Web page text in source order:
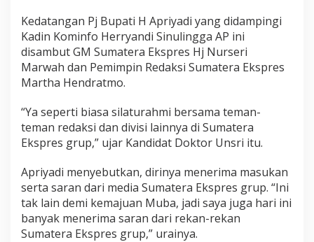
Kedatangan Pj Bupati H Apriyadi yang didampingi
Kadin Kominfo Herryandi Sinulingga AP ini
disambut GM Sumatera Ekspres Hj Nurseri
Marwah dan Pemimpin Redaksi Sumatera Ekspres
Martha Hendratmo.
“Ya seperti biasa silaturahmi bersama teman-
teman redaksi dan divisi lainnya di Sumatera
Ekspres grup,” ujar Kandidat Doktor Unsri itu.
Apriyadi menyebutkan, dirinya menerima masukan
serta saran dari media Sumatera Ekspres grup. “Ini
tak lain demi kemajuan Muba, jadi saya juga hari ini
banyak menerima saran dari rekan-rekan
Sumatera Ekspres grup,” urainya.